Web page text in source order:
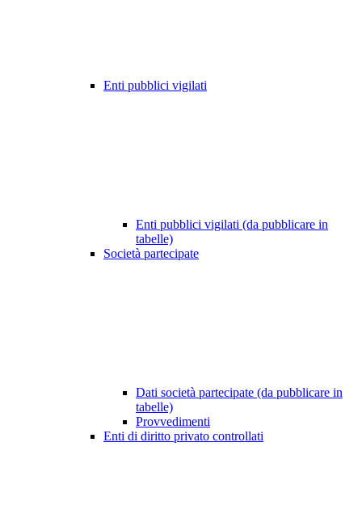
Enti pubblici vigilati
Enti pubblici vigilati (da pubblicare in
tabelle)
Società partecipate
Dati società partecipate (da pubblicare in
tabelle)
Provvedimenti
Enti di diritto privato controllati